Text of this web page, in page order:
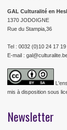
GAL Culturalité en
1370 JODOIGNE
Rue du Stampia,36
Tel : 0032 (0)10 24 17 19
E-mail :
mis à disposition sous
Newsletter